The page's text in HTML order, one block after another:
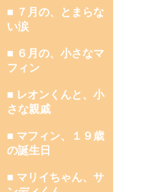
■ ７月の、とまらな
い涙
■ ６月の、小さなマ
フィン
■ レオンくんと、小
さな親戚
■ マフィン、１９歳
の誕生日
■ マリイちゃん、サ